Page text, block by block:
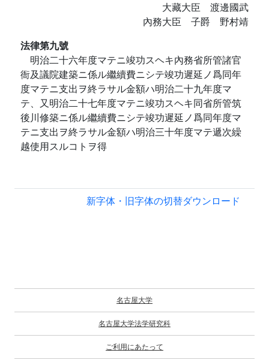
大藏大臣 渡邊國武
內務大臣 子爵 野村靖
法律第九號
明治二十六年度マテニ竣功スヘキ內務省所管諸官
衙及議院建築ニ係ル繼續費ニシテ竣功遲延ノ爲同年
度マテニ支出ヲ終ラサル金額ハ明治二十九年度マ
テ、又明治二十七年度マテニ竣功スヘキ同省所管筑
後川修築ニ係ル繼續費ニシテ竣功遲延ノ爲同年度マ
テニ支出ヲ終ラサル金額ハ明治三十年度マテ遞次繰
越使用スルコトヲ得
新字体・旧字体の切替ダウンロード
名古屋大学
名古屋大学法学研究科
ご利用にあたって